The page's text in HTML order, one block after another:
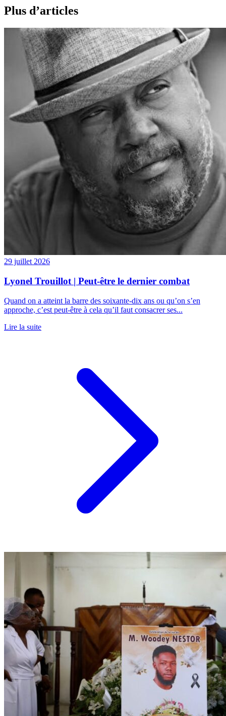
Plus d’articles
29 juillet 2026
Lyonel Trouillot | Peut-être le dernier combat
Quand on a atteint la barre des soixante-dix ans ou qu’on s’en
approche, c’est peut-être à cela qu’il faut consacrer ses...
Lire la suite